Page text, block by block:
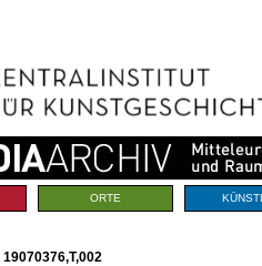
ORTE
19070376,T,002